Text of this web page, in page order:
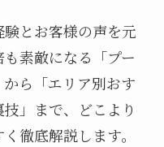
とお客様の声を元
素敵になる「プー
ら「エリア別おす
」まで、どこより
徹底解説します。